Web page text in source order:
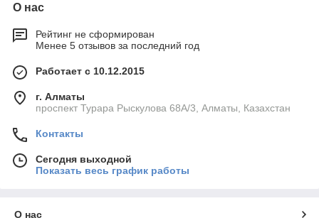
О нас
Рейтинг не сформирован
Менее 5 отзывов за последний год
Работает с 10.12.2015
г. Алматы
проспект Турара Рыскулова 68А/3, Алматы, Казахстан
Контакты
Сегодня выходной
Показать весь график работы
О нас